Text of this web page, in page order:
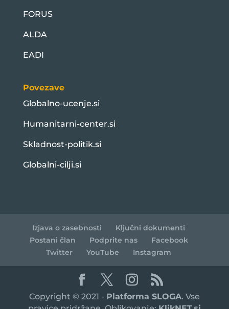
FORUS
ALDA
EADI
Povezave
Globalno-ucenje.si
Humanitarni-center.si
Skladnost-politik.si
Globalni-cilji.si
Izjava o zasebnosti
Ključni dokumenti
Postani član
Podprite nas
Facebook
Twitter
YouTube Instagram
Copyright © 2021 - Platforma SLOGA. Vse